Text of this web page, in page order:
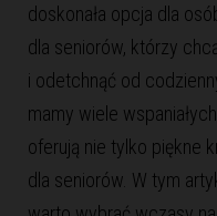
doskonała opcja dla
dla seniorów, którzy
i odetchnąć od
mamy wiele
oferują nie tylko piękne
dla seniorów. W tym